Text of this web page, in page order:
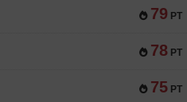
79 PT
78 PT
75 PT